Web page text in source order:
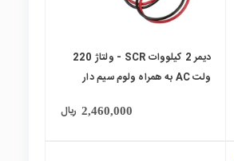
دیمر 2 کیلووات SCR - ولتاژ 220
ولت AC به همراه ولوم سیم دار
2,460,000 ریال